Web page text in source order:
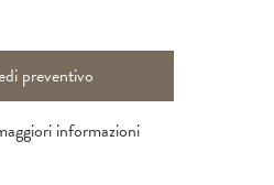
preventivo
informazioni